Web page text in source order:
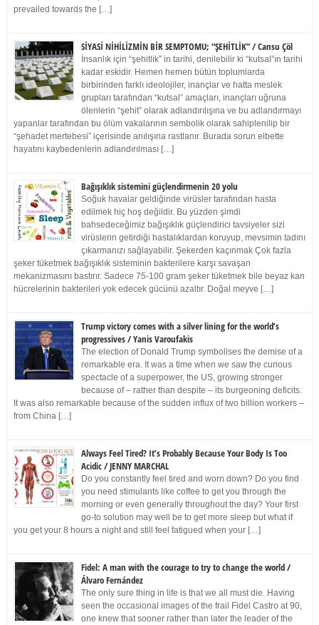
prevailed towards the […]
SİYASİ NİHİLİZMİN BİR SEMPTOMU; “ŞEHİTLİK” / Cansu Çöl
İnsanlık için “şehitlik” in tarihi, denilebilir ki “kutsal”ın tarihi
kadar eskidir. Hemen hemen bütün toplumlarda
birbirinden farklı ideolojiler, inançlar ve hatta meslek
grupları tarafından “kutsal” amaçları, inançları uğruna
ölenlerin “şehit” olarak adlandırılışına ve bu adlandırmayı
yapanlar tarafından bu ölüm vakalarının sembolik olarak sahiplenilip bir
“şehadet mertebesi” içerisinde anılışına rastlanır. Burada sorun elbette
hayatını kaybedenlerin adlandırılması […]
Bağışıklık sistemini güçlendirmenin 20 yolu
Soğuk havalar geldiğinde virüsler tarafından hasta
edilmek hiç hoş değildir. Bu yüzden şimdi
bahsedeceğimiz bağışıklık güçlendirici tavsiyeler sizi
virüslerin getirdiği hastalıklardan koruyup, mevsimin tadını
çıkarmanızı sağlayabilir. Şekerden kaçınmak Çok fazla
şeker tüketmek bağışıklık sisteminin bakterilere karşı savaşan
mekanizmasını bastırır. Sadece 75-100 gram şeker tüketmek bile beyaz kan
hücrelerinin bakterileri yok edecek gücünü azaltır. Doğal meyve […]
Trump victory comes with a silver lining for the world’s
progressives / Yanis Varoufakis
The election of Donald Trump symbolises the demise of a
remarkable era. It was a time when we saw the curious
spectacle of a superpower, the US, growing stronger
because of – rather than despite – its burgeoning deficits.
It was also remarkable because of the sudden influx of two billion workers –
from China […]
Always Feel Tired? It’s Probably Because Your Body Is Too
Acidic / JENNY MARCHAL
Do you constantly feel tired and worn down? Do you find
you need stimulants like coffee to get you through the
morning or even generally throughout the day? Your first
go-to solution may well be to get more sleep but what if
you get your 8 hours a night and still feel fatigued when your […]
Fidel: A man with the courage to try to change the world /
Álvaro Fernández
The only sure thing in life is that we all must die. Having
seen the occasional images of the frail Fidel Castro at 90,
one knew that sooner rather than later the leader of the